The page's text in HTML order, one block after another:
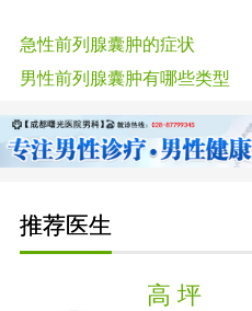
急性前列腺囊肿的症状
男性前列腺囊肿有哪些类型
推荐医生
高 坪